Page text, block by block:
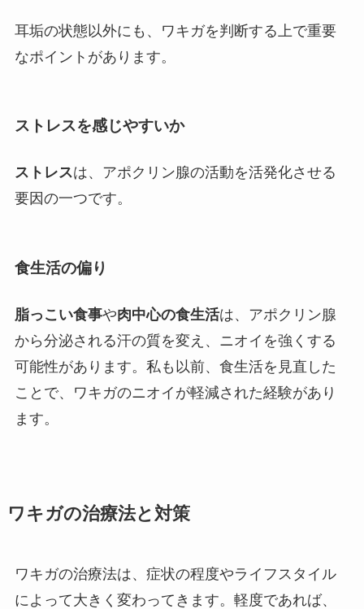
耳垢の状態以外にも、ワキガを判断する上で重要
なポイントがあります。
ストレスを感じやすいか
ストレスは、アポクリン腺の活動を活発化させる
要因の一つです。
食生活の偏り
脂っこい食事や肉中心の食生活は、アポクリン腺
から分泌される汗の質を変え、ニオイを強くする
可能性があります。私も以前、食生活を見直した
ことで、ワキガのニオイが軽減された経験があり
ます。
ワキガの治療法と対策
ワキガの治療法は、症状の程度やライフスタイル
によって大きく変わってきます。軽度であれば、